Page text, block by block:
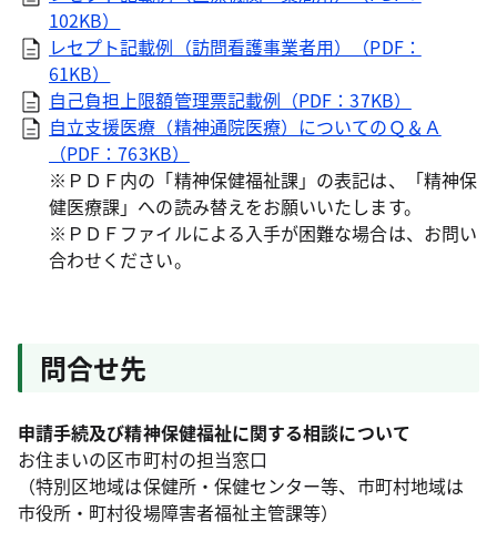
102KB）
レセプト記載例（訪問看護事業者用）（PDF：
61KB）
自己負担上限額管理票記載例（PDF：37KB）
自立支援医療（精神通院医療）についてのＱ＆Ａ
（PDF：763KB）
※ＰＤＦ内の「精神保健福祉課」の表記は、「精神保
健医療課」への読み替えをお願いいたします。
※ＰＤＦファイルによる入手が困難な場合は、お問い
合わせください。
問合せ先
申請手続及び精神保健福祉に関する相談について
お住まいの区市町村の担当窓口
（特別区地域は保健所・保健センター等、市町村地域は
市役所・町村役場障害者福祉主管課等）